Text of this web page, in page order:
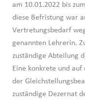
am 10.01.2022 bis
diese Befristung war
Vertretungsbedarf
genannten Lehrerin.
zuständige Abteilung
Eine konkrete und auf
der
zuständige Dezernat